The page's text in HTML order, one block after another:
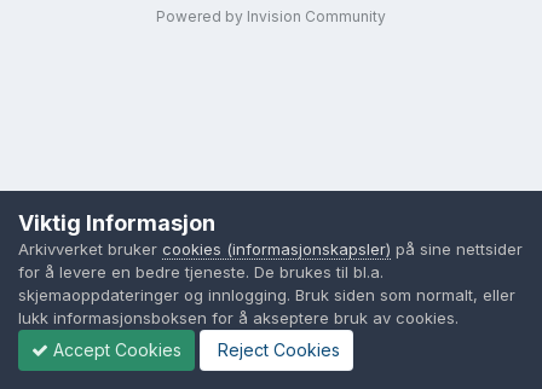
Powered by Invision Community
Viktig Informasjon
Arkivverket bruker cookies (informasjonskapsler) på sine nettsider
for å levere en bedre tjeneste. De brukes til bl.a.
skjemaoppdateringer og innlogging. Bruk siden som normalt, eller
lukk informasjonsboksen for å akseptere bruk av cookies.
Accept Cookies Reject Cookies